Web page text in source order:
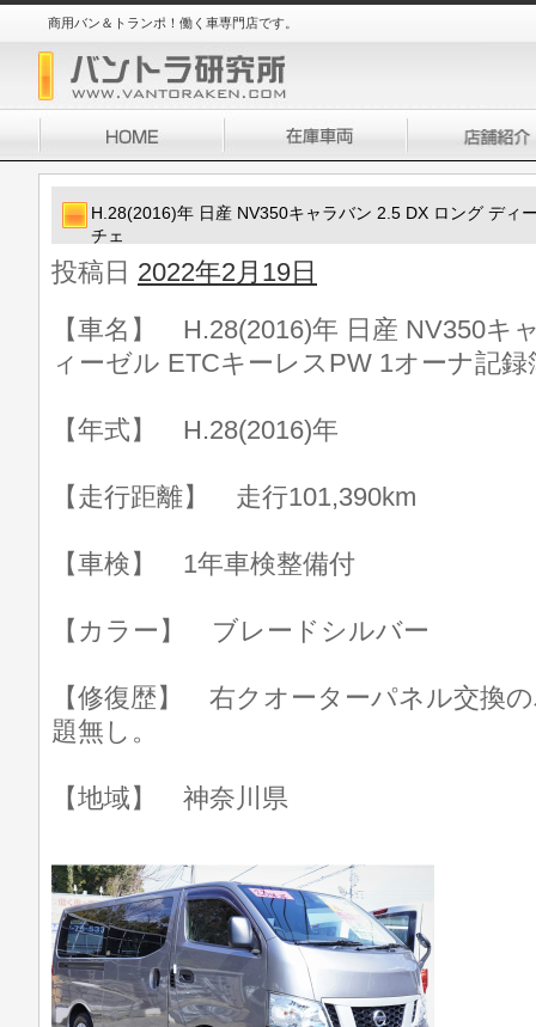
商用バン＆トランポ！働く車専門店です。
H.28(2016)年 日産 NV350キャラバン 2.5 DX ロング ディ
チェ
投稿日 2022年2月19日
【車名】 H.28(2016)年 日産 NV350キ
ィーゼル ETCキーレスPW 1オーナ記録
【年式】 H.28(2016)年
【走行距離】 走行101,390km
【車検】 1年車検整備付
【カラー】 ブレードシルバー
【修復歴】 右クオーターパネル交換
題無し。
【地域】 神奈川県